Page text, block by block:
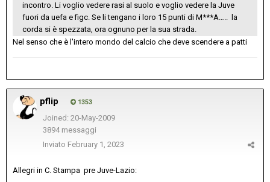
incontro. Li voglio vedere rasi al suolo e voglio vedere la Juve
fuori da uefa e figc. Se li tengano i loro 15 punti di M***A….. la
corda si è spezzata, ora ognuno per la sua strada.
Nel senso che è l'intero mondo del calcio che deve scendere a patti
pflip 1353
Joined: 20-May-2009
3894 messaggi
Inviato February 1, 2023
Allegri in C. Stampa pre Juve-Lazio: